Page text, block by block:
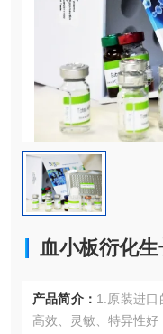
血小板衍化
产品简介： 1.原装进
高效、灵敏、特异性好